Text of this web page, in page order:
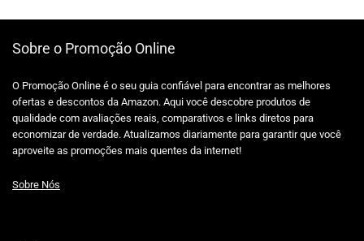
Sobre o Promoção Online
O Promoção Online é o seu guia confiável para encontrar as melhores
ofertas e descontos da Amazon. Aqui você descobre produtos de
qualidade com avaliações reais, comparativos e links diretos para
economizar de verdade. Atualizamos diariamente para garantir que você
aproveite as promoções mais quentes da internet!
Sobre Nós